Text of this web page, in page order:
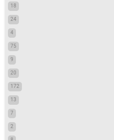
18
24
4
75
9
20
172
13
7
2